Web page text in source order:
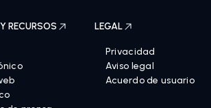
RECURSOS LEGAL
Privacidad
Aviso legal
Acuerdo de usuario